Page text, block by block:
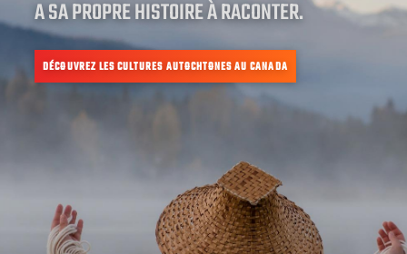
A SA PROPRE HISTOIRE À RACONTER.
DÉCOUVREZ LES CULTURES AUTOCHTONES AU CANADA